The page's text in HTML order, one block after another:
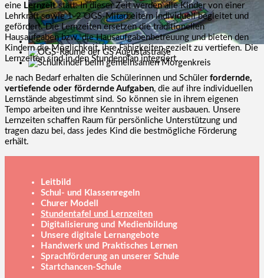
eine Lernzeitstatt. In dieser Zeit werden alle Kinder von einer
Lehrkraft sowie 1-2 OGS-Mitarbeitern individuell begleitet und
gefördert. Die Lernzeiten ersetzen die traditionellen
Hausaufgaben bzw. die Hausaufgabenbetreuung und bieten den
Kindern die Möglichkeit, ihre Fähigkeiten gezielt zu vertiefen. Die
Lernzeiten sind in den Stundenplan integriert.
Je nach Bedarf erhalten die Schülerinnen und Schüler fordernde,
vertiefende oder fördernde Aufgaben, die auf ihre individuellen
Lernstände abgestimmt sind. So können sie in ihrem eigenen
Tempo arbeiten und ihre Kenntnisse weiter ausbauen. Unsere
Lernzeiten schaffen Raum für persönliche Unterstützung und
tragen dazu bei, dass jedes Kind die bestmögliche Förderung
erhält.
Leitbild
Schul- und Klassenregeln
Churer Modell
Stundentafel und Lernzeiten
Digitalisierung und Medienbildung
Unsere digitale Lernangebote
Handwerk und Praktisches Lernen
Sprachförderung an unserer Schule
Startchancen-Schule